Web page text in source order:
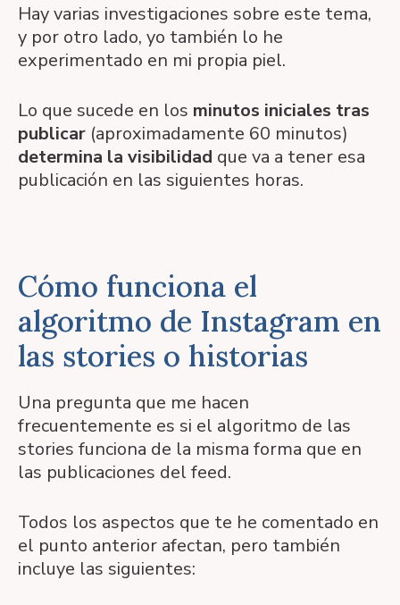
Hay varias investigaciones sobre este tema,
y por otro lado, yo también lo he
experimentado en mi propia piel.
Lo que sucede en los minutos iniciales tras
publicar (aproximadamente 60 minutos)
determina la visibilidad que va a tener esa
publicación en las siguientes horas.
Cómo funciona el
algoritmo de Instagram en
las stories o historias
Una pregunta que me hacen
frecuentemente es si el algoritmo de las
stories funciona de la misma forma que en
las publicaciones del feed.
Todos los aspectos que te he comentado en
el punto anterior afectan, pero también
incluye las siguientes: